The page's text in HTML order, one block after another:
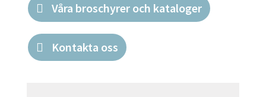
Våra broschyrer och kataloger
Kontakta oss